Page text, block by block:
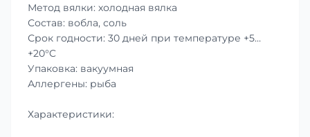
Метод вялки: холодная вялка
Состав: вобла, соль
Срок годности: 30 дней при температуре +5…
+20°C
Упаковка: вакуумная
Аллергены: рыба
Характеристики: